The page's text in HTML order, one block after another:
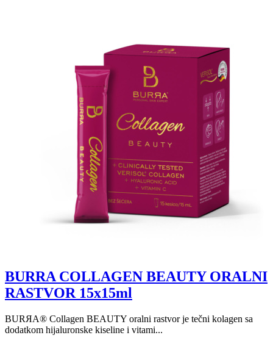
BURRA COLLAGEN BEAUTY ORALNI
RASTVOR 15x15ml
BURЯA® Collagen BEAUTY oralni rastvor je tečni kolagen sa
dodatkom hijaluronske kiseline i vitami...